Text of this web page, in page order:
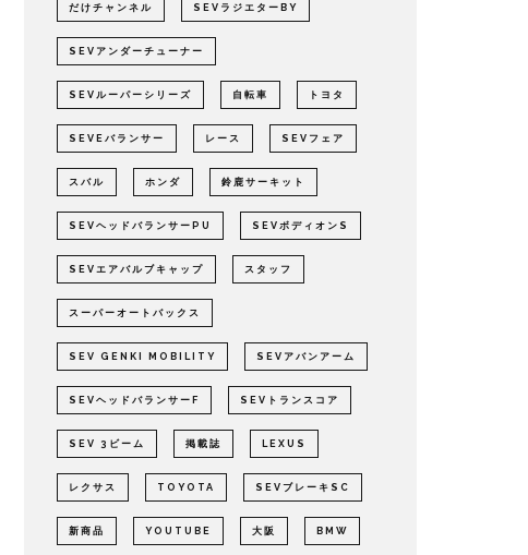
だけチャンネル SEVラジエターBY
SEVアンダーチューナー
SEVルーパーシリーズ 自転車 トヨタ
SEVEバランサー レース SEVフェア
スバル ホンダ 鈴鹿サーキット
SEVヘッドバランサーPU SEVボディオンS
SEVエアバルブキャップ スタッフ
スーパーオートバックス
SEV GENKI MOBILITY SEVアバンアーム
SEVヘッドバランサーF SEVトランスコア
SEV 3ビーム 掲載誌 LEXUS
レクサス TOYOTA SEVブレーキSC
新商品 YOUTUBE 大阪 BMW